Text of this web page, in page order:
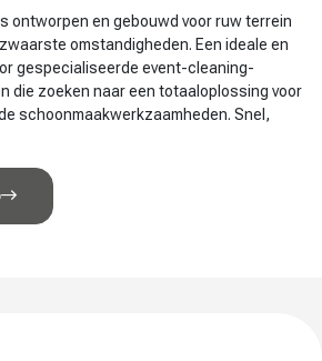
ontworpen en gebouwd voor ruw terrein
omstandigheden. Een ideale en
gespecialiseerde event-cleaning-
die zoeken naar een totaaloplossing voor
schoonmaakwerkzaamheden. Snel,